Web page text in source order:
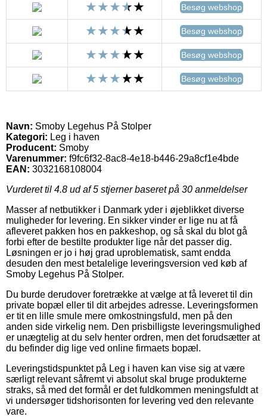
Besøg webshop
Besøg webshop
Besøg webshop
Besøg webshop
Navn: Smoby Legehus På Stolper
Kategori: Leg i haven
Producent: Smoby
Varenummer: f9fc6f32-8ac8-4e18-b446-29a8cf1e4bde
EAN: 3032168108004
Vurderet til 4.8 ud af 5 stjerner baseret på 30 anmeldelser
Masser af netbutikker i Danmark yder i øjeblikket diverse
muligheder for levering. En sikker vinder er lige nu at få
afleveret pakken hos en pakkeshop, og så skal du blot gå
forbi efter de bestilte produkter lige når det passer dig.
Løsningen er jo i høj grad uproblematisk, samt endda
desuden den mest betalelige leveringsversion ved køb af
Smoby Legehus På Stolper.
Du burde derudover foretrække at vælge at få leveret til din
private bopæl eller til dit arbejdes adresse. Leveringsformen
er tit en lille smule mere omkostningsfuld, men på den
anden side virkelig nem. Den prisbilligste leveringsmulighed
er unægtelig at du selv henter ordren, men det forudsætter at
du befinder dig lige ved online firmaets bopæl.
Leveringstidspunktet på Leg i haven kan vise sig at være
særligt relevant såfremt vi absolut skal bruge produkterne
straks, så med det formål er det fuldkommen meningsfuldt at
vi undersøger tidshorisonten for levering ved den relevante
vare.